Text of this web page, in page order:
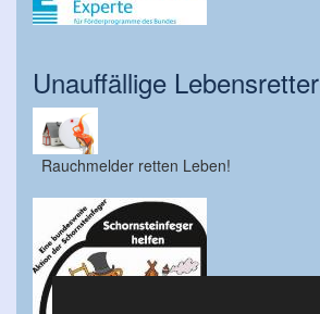
Unauffällige Lebensretter
Rauchmelder retten Leben!